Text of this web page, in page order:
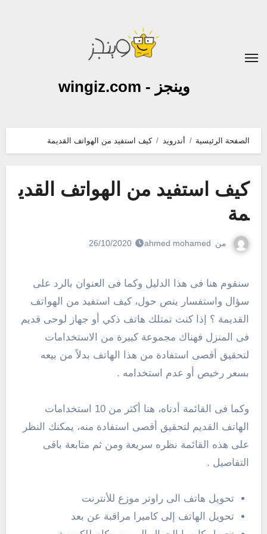
وينجز - wingiz.com
الصفحة الرئيسية أندرويد كيف استفيد من الهواتف القديمة
كيف استفيد من الهواتف القدي
مة
من ahmed mohamed
26/10/2020
سنقوم هنا فى هذا الدليل وكما فى العنوان بالرد على
سؤال واستفسار ينص حول، كيف استفيد من الهواتف
القديمة ؟ إذا كنت تمتلك هاتف ذكي أو جهاز لوحى قديم
فى المنزل فهناك مجموعة كبيرة من الاستخدامات
لتحقيق أقصى استفادة من هذا الهاتف بدلاً من بيعه
بسعر رخيص أو عدم استخدامه .
وكما فى القائمة أدناه، هنا أكثر من 10 استخدامات
الهاتف القديم لتحقيق أقصى استفادة منه، يمكنك النظر
على هذه القائمة نظره سريعة ومن ثم متابعة باقى
التفاصيل .
تحويل هاتف الى راوتر موزع للأنترنت
تحويل الهاتف إلى كاميرا مراقبة عن بعد